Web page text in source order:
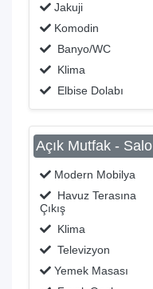
Jakuji
Komodin
Banyo/WC
Klima
Elbise Dolabı
Açık Mutfak -
Modern Mobilya
Havuz Terasına
Çıkış
Klima
Televizyon
Yemek Masası